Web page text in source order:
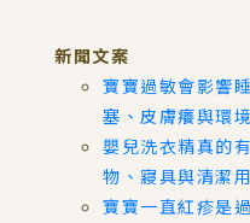
新聞文案
寶寶過敏會影響
塞、皮膚癢與環
嬰兒洗衣精真的
物、寢具與清潔
寶寶一直紅疹是